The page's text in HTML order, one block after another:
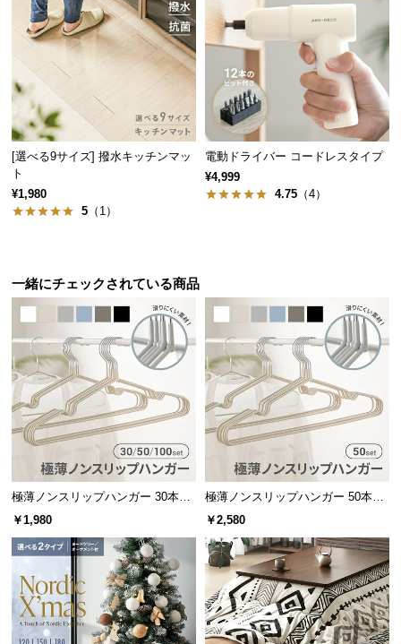
キ
ャ
ン
に
つ
い
保
つ
い
会
員
規
約
に
つ
い
て
サ
耐荷重はトレー1段につき約10kgの頑丈設計。しっかりとした耐久性
で、食品などのストックもたっぷり収納できます。
耐荷重（1段）
アイデア次第でマルチに活躍
使い方はアイデア次第。ランドリーラックやインテリアラック、デス
クワゴンやベビーグッズ収納など、マルチに活躍します。
[選べる9サイズ] 撥水キッチンマッ
ト
¥1,980
5 （1）
電動ドライバー コードレスタイプ
¥4,999
4.75 （4）
一緒にチェックされている商品
極薄ノンスリップハンガー 30本セ
ット
￥1,980
極薄ノンスリップハンガー 50本セ
ット
￥2,580